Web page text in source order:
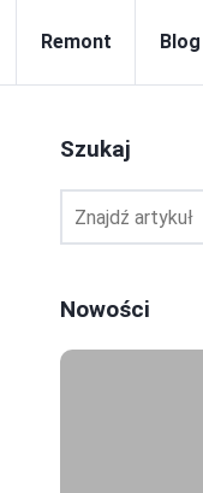
Remont Blog
Szukaj
Nowości